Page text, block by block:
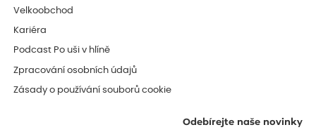
Velkoobchod
Kariéra
Podcast Po uši v hlíně
Zpracování osobních údajů
Zásady o používání souborů cookie
Odebírejte naše novinky